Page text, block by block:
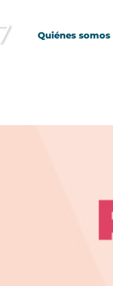
Quiénes somos